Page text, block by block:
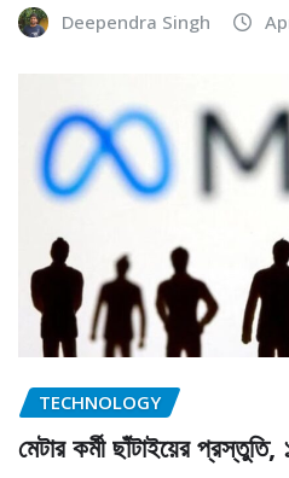
Deependra Singh
TECHNOLOGY
মেটার কর্মী ছাঁটাইয়ের